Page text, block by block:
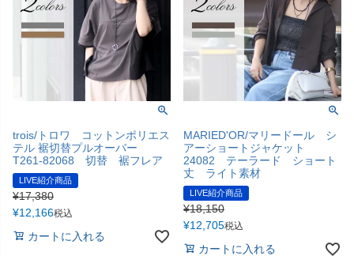
trois/トロワ コットンポリエス
テル 裾切替プルオーバー
T261-82068 切替 裾フレア
LIVE紹介商品
¥17,380
¥12,166税込
カートに入れる
MARIED'OR/マリードール シ
アーショートジャケット
24082 テーラード ショート
丈 ライト素材
LIVE紹介商品
¥18,150
¥12,705税込
カートに入れる